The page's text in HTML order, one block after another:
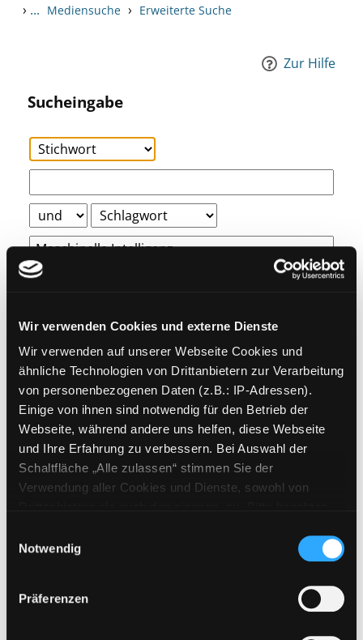
Wir verwenden Cookies und externe Dienste
Wir verwenden auf unserer Webseite Cookies und
ähnliche Technologien von Drittanbietern zur Verarbeitung
von personenbezogenen Daten (z.B.: IP-Adressen).
Einige von ihnen sind notwendig für den Betrieb der
Webseite, während andere uns helfen, diese Webseite
und Ihre Erfahrung zu verbessern. Bei Auswahl der
Schaltfläche „Alle zulassen“ stimmen Sie der
Verwendung aller Cookies und Dienste, sowohl von
Cookies von Drittanbietern, eine Verarbeitung in
unsicheren Drittländern (Länder außerhalb des EWR
ohne adäquates Datenschutzniveau) stattfinden kann. In
diesem Zusammenhang können aktuell Risiken für
Notwendig
Präferenzen
› ... Mediensuche › Erweiterte Suche
Zur Hilfe
Sucheingabe
Weitere Suchkriterien
Erwerbungen der letzten Tage
Jahr von
Medien anzeigen, die nach dem Jahr veröffentlicht
Jahr bis
Medien anzeigen, die vor dem
E-Medien
Mediengruppe